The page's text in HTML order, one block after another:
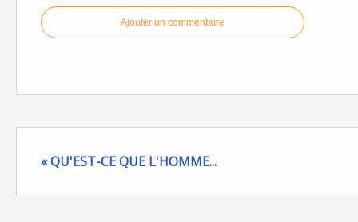
Ajouter un commentaire
« QU'EST-CE QUE L'HOMME...